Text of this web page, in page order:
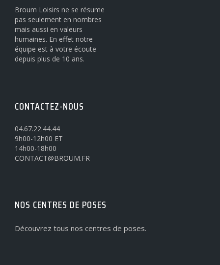
Broum Loisirs ne se résume
pas seulement en nombres
mais aussi en valeurs
humaines. En effet notre
équipe est à votre écoute
depuis plus de 10 ans.
CONTACTEZ-NOUS
04.67.22.44.44
9h00-12h00 ET
14h00-18h00
CONTACT@BROUM.FR
NOS CENTRES DE POSES
Découvrez tous nos centres de poses.